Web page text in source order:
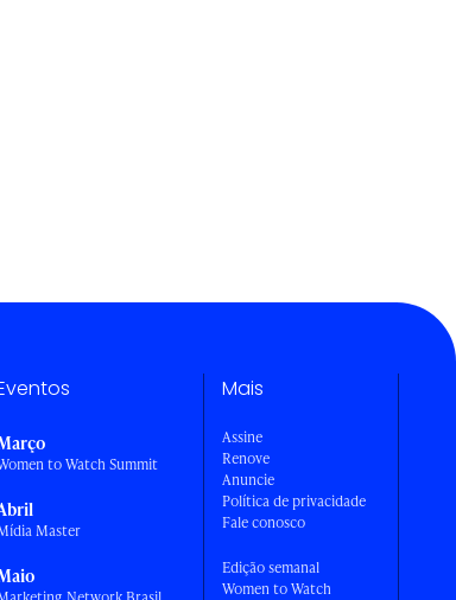
to Watch Summit
Master
Mais
Assine
Renove
Anuncie
Política de privacidade
Fale conosco
Edição semanal
Women to Watch